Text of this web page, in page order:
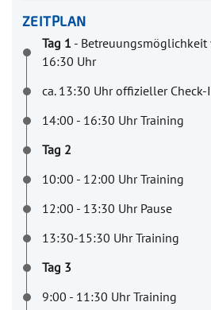
ZEITPLAN
Tag 1 -
16:30 Uhr
ca. 13:30 Uhr offizieller Check-
14:00 - 16:30 Uhr Training
Tag 2
10:00 - 12:00 Uhr Training
12:00 - 13:30 Uhr Pause
13:30-15:30 Uhr Training
Tag 3
9:00 - 11:30 Uhr Training